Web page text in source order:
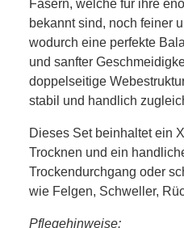
Fasern, welche für ihre
bekannt sind, noch feiner
wodurch eine perfekte
und sanfter
doppelseitige
stabil und handlich
Dieses Set beinhaltet ein
Trocknen und ein
Trockendurchgang oder
wie Felgen, Schweller,
Pflegehinweise: